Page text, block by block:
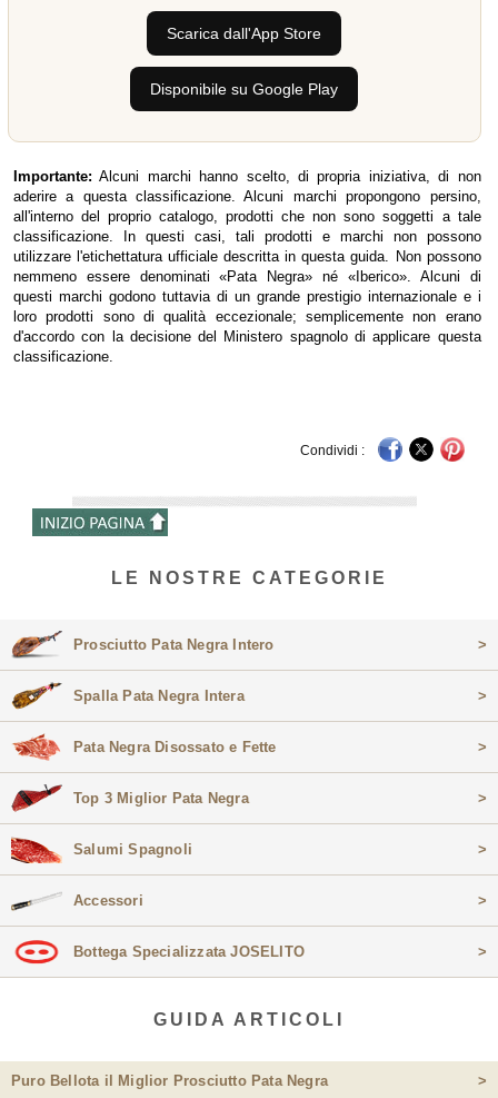
Scarica dall'App Store
Disponibile su Google Play
Importante: Alcuni marchi hanno scelto, di propria iniziativa, di non
aderire a questa classificazione. Alcuni marchi propongono persino,
all'interno del proprio catalogo, prodotti che non sono soggetti a tale
classificazione. In questi casi, tali prodotti e marchi non possono
utilizzare l'etichettatura ufficiale descritta in questa guida. Non possono
nemmeno essere denominati «Pata Negra» né «Iberico». Alcuni di
questi marchi godono tuttavia di un grande prestigio internazionale e i
loro prodotti sono di qualità eccezionale; semplicemente non erano
d'accordo con la decisione del Ministero spagnolo di applicare questa
classificazione.
Condividi :
LE NOSTRE CATEGORIE
Prosciutto Pata Negra Intero >
Spalla Pata Negra Intera >
Pata Negra Disossato e Fette >
Top 3 Miglior Pata Negra >
Salumi Spagnoli >
Accessori >
Bottega Specializzata JOSELITO >
GUIDA ARTICOLI
Puro Bellota il Miglior Prosciutto Pata Negra >